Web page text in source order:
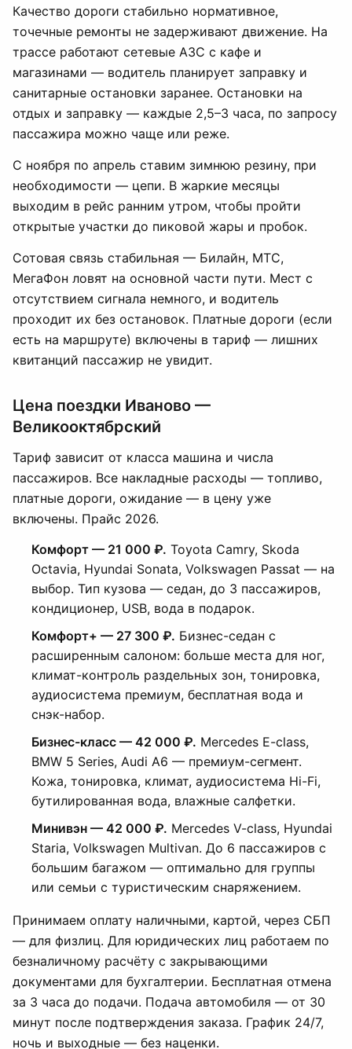
Качество дороги стабильно нормативное,
точечные ремонты не задерживают движение. На
трассе работают сетевые АЗС с кафе и
магазинами — водитель планирует заправку и
санитарные остановки заранее. Остановки на
отдых и заправку — каждые 2,5–3 часа, по запросу
пассажира можно чаще или реже.
С ноября по апрель ставим зимнюю резину, при
необходимости — цепи. В жаркие месяцы
выходим в рейс ранним утром, чтобы пройти
открытые участки до пиковой жары и пробок.
Сотовая связь стабильная — Билайн, МТС,
МегаФон ловят на основной части пути. Мест с
отсутствием сигнала немного, и водитель
проходит их без остановок. Платные дороги (если
есть на маршруте) включены в тариф — лишних
квитанций пассажир не увидит.
Цена поездки Иваново —
Великооктябрский
Тариф зависит от класса машина и числа
пассажиров. Все накладные расходы — топливо,
платные дороги, ожидание — в цену уже
включены. Прайс 2026.
Комфорт — 21 000 ₽. Toyota Camry, Skoda
Octavia, Hyundai Sonata, Volkswagen Passat — на
выбор. Тип кузова — седан, до 3 пассажиров,
кондиционер, USB, вода в подарок.
Комфорт+ — 27 300 ₽. Бизнес-седан с
расширенным салоном: больше места для ног,
климат-контроль раздельных зон, тонировка,
аудиосистема премиум, бесплатная вода и
снэк-набор.
Бизнес-класс — 42 000 ₽. Mercedes E-class,
BMW 5 Series, Audi A6 — премиум-сегмент.
Кожа, тонировка, климат, аудиосистема Hi-Fi,
бутилированная вода, влажные салфетки.
Минивэн — 42 000 ₽. Mercedes V-class, Hyundai
Staria, Volkswagen Multivan. До 6 пассажиров с
большим багажом — оптимально для группы
или семьи с туристическим снаряжением.
Принимаем оплату наличными, картой, через СБП
— для физлиц. Для юридических лиц работаем по
безналичному расчёту с закрывающими
документами для бухгалтерии. Бесплатная отмена
за 3 часа до подачи. Подача автомобиля — от 30
минут после подтверждения заказа. График 24/7,
ночь и выходные — без наценки.